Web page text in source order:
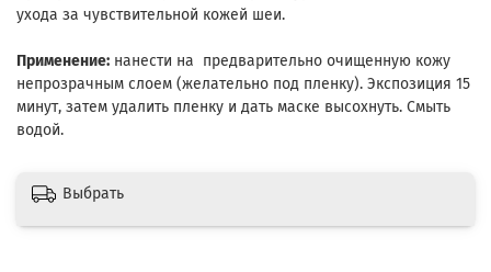
ухода за чувствительной кожей шеи.
Применение: нанести на предварительно очищенную кожу
непрозрачным слоем (желательно под пленку). Экспозиция 15
минут, затем удалить пленку и дать маске высохнуть. Смыть
водой.
Выбрать